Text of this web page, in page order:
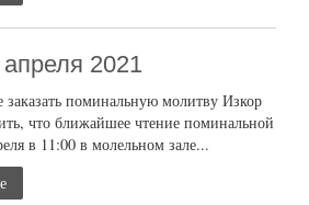
2021
поминальную молитву Изкор
что ближайшее чтение поминальной
в 11:00 в молельном зале...